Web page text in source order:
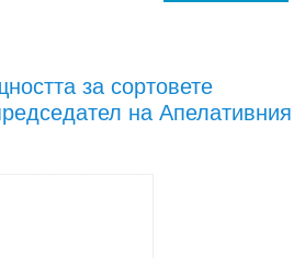
за сортовете
на Апелативния